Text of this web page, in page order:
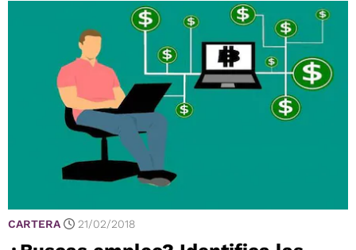
CARTERA 21/02/2018